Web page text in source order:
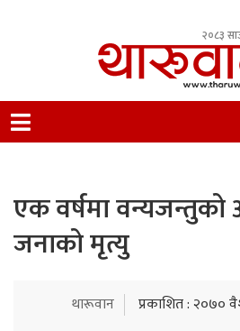
२०८३
Nepal.
एक वर्षमा
जनाको मृत्यु
थारूवान प्रकाशित : २०७०